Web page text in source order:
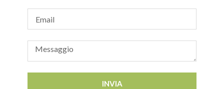
INVIA